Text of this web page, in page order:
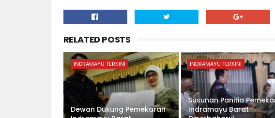
RELATED POSTS
INDRAMAYU TERKINI
Dewan Dukung Pemekaran
INDRAMAYU TERKINI
Susunan Panitia
Indramayu Barat